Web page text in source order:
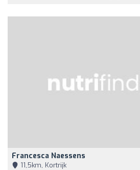
Francesca Naessens
11,5km, Kortrijk